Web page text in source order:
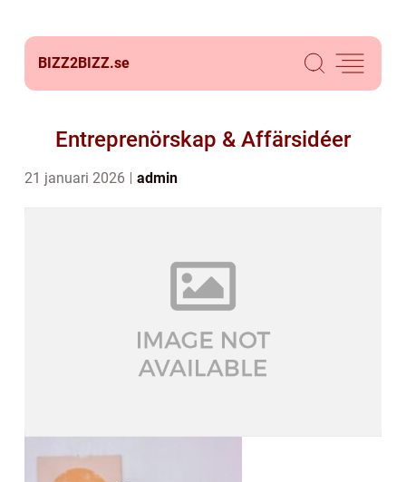
BIZZ2BIZZ.se
Entreprenörskap & Affärsidéer
21 januari 2026 admin